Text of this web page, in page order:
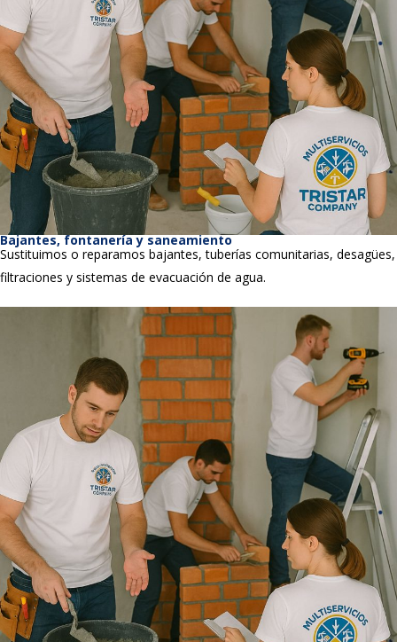
Bajantes, fontanería y saneamiento
Sustituimos o reparamos bajantes, tuberías comunitarias, desagües,
filtraciones y sistemas de evacuación de agua.